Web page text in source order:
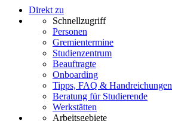
Direkt zu
Schnellzugriff
Personen
Gremientermine
Studienzentrum
Beauftragte
Onboarding
Tipps, FAQ & Handreichungen
Beratung für Studierende
Werkstätten
Arbeitsgebiete